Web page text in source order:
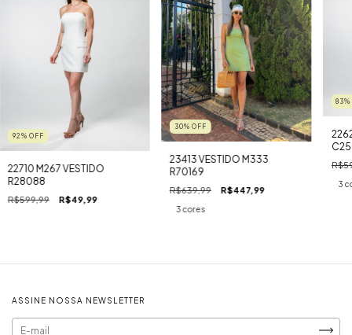
92 % OFF
22710 M267 VESTIDO
R28088
R$599,99 R$49,99
30% OFF
23413 VESTIDO M333
R70169
R$639,99 R$447,99
3 cores
83%
3
ASSINE NOSSA NEWSLETTER